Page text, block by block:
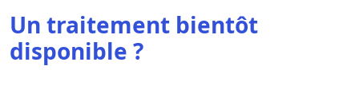
Un traitement bientôt
disponible ?